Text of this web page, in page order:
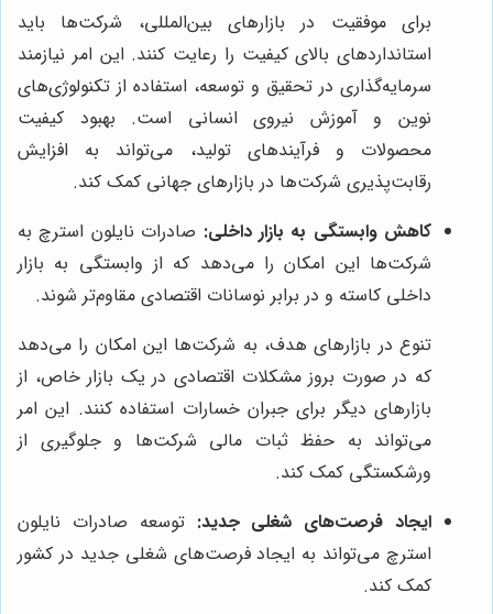
برای موفقیت در بازارهای بین‌المللی، شرکت‌ها باید
استانداردهای بالای کیفیت را رعایت کنند. این امر نیازمند
سرمایه‌گذاری در تحقیق و توسعه، استفاده از تکنولوژی‌های
نوین و آموزش نیروی انسانی است. بهبود کیفیت
محصولات و فرآیندهای تولید، می‌تواند به افزایش
رقابت‌پذیری شرکت‌ها در بازارهای جهانی کمک کند.
کاهش وابستگی به بازار داخلی: صادرات نایلون استرچ به
شرکت‌ها این امکان را می‌دهد که از وابستگی به بازار
داخلی کاسته و در برابر نوسانات اقتصادی مقاوم‌تر شوند.
تنوع در بازارهای هدف، به شرکت‌ها این امکان را می‌دهد
که در صورت بروز مشکلات اقتصادی در یک بازار خاص، از
بازارهای دیگر برای جبران خسارات استفاده کنند. این امر
می‌تواند به حفظ ثبات مالی شرکت‌ها و جلوگیری از
ورشکستگی کمک کند.
ایجاد فرصت‌های شغلی جدید: توسعه صادرات نایلون
استرچ می‌تواند به ایجاد فرصت‌های شغلی جدید در کشور
کمک کند.